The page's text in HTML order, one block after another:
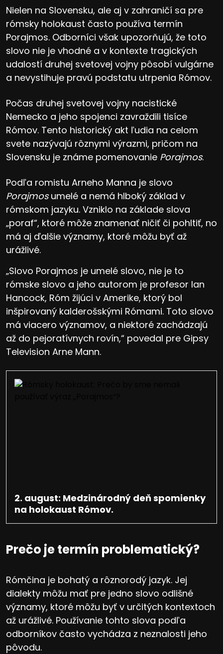
Nielen na Slovensku, ale aj v zahraničí sa pre
rómsky holokaust často používa termín
Porajmos. Odborníci však upozorňujú, že toto
slovo nie je vhodné a v kontexte tragických
udalostí druhej svetovej vojny pôsobí vulgárne
a nevystihuje pravú podstatu utrpenia Rómov.
Počas druhej svetovej vojny nacistické
Nemecko a jeho spojenci zavraždili tisíce
Rómov. Tento historický akt ľudia na celom
svete nazývajú rôznymi výrazmi, pričom na
Slovensku je známe pomenovanie Porajmos.
Podľa romistu Arneho Manna je slovo
Porajmosumelé a nemá hlboký základ v
rómskom jazyku. Vzniklo na základe slova
„poraf“, ktoré môže znamenať ničiť či pohltiť, no
má aj ďalšie významy, ktoré môžu byť až
urážlivé.
„Slovo Porajmos je umelé slovo, nie je to
rómske slovo a jeho autorom je profesor Ian
Hancock, Róm žijúci v Amerike, ktorý bol
inšpirovaný kalderošskými Rómami. Toto slovo
má viacero významov, a niektoré zachádzajú
až do pejoratívnych rovín,“ povedal pre Gipsy
Television Arne Mann.
2. august: Medzinárodný deň spomienky
na holokaust Rómov.
Prečo je termín problematický?
Rómčina je bohatý a rôznorodý jazyk. Jej
dialekty môžu mať pre jedno slovo odlišné
významy, ktoré môžu byť v určitých kontextoch
až urážlivé. Používanie tohto slova podľa
odborníkov často vychádza z neznalosti jeho
pôvodu.